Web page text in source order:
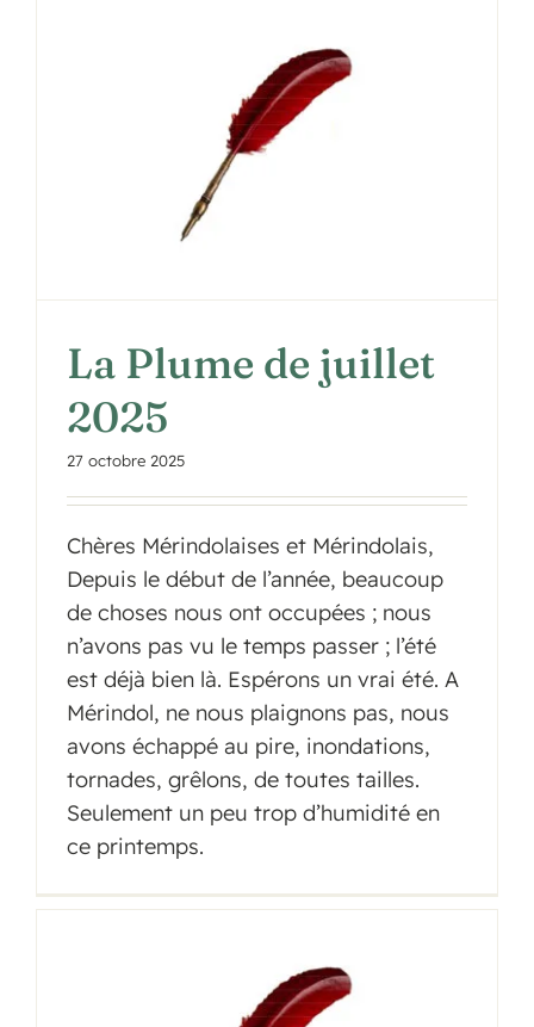
La Plume de juillet
2025
27 octobre 2025
Chères Mérindolaises et Mérindolais,
Depuis le début de l’année, beaucoup
de choses nous ont occupées ; nous
n’avons pas vu le temps passer ; l’été
est déjà bien là. Espérons un vrai été. A
Mérindol, ne nous plaignons pas, nous
avons échappé au pire, inondations,
tornades, grêlons, de toutes tailles.
Seulement un peu trop d’humidité en
ce printemps.